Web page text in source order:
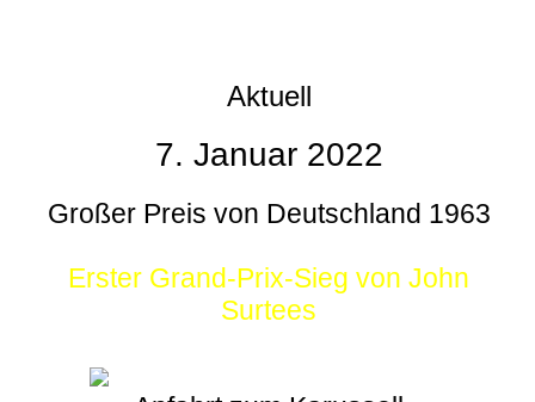
Aktuell
7. Januar 2022
Großer Preis von Deutschland 1963
Erster Grand-Prix-Sieg von John
Surtees